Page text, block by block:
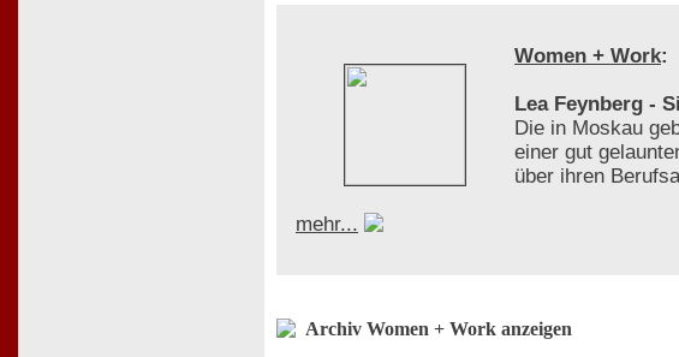
Women + Work:
Lea Feynberg -
Die in Moskau
einer gut
über ihren
mehr...
Archiv Women + Work anzeigen